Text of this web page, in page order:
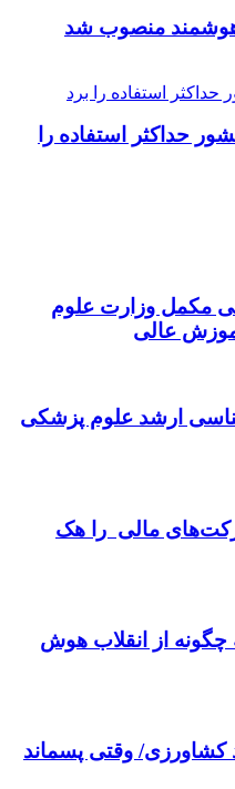
منصوب شد
حداکثر استفاده را
مکمل وزارت علوم
عالی
ارشد علوم پزشکی
مالی را هک
از انقلاب هوش
کشاورزی/ وقتی پسماند